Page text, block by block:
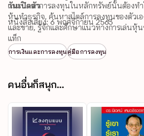
แนะนำว่าการลงทุนในหลักทรัพย์นั้นต้องทำ
หุ้นทำธุรกิจ, ค้นหาสไตล์การลงทุนของตัวเ
และขาย, รู้จักและศึกษาแนวทางการเล่นหุ้
โลก คือ วอร์เรน บัฟเฟตต์, จอร์จ โซโรส และ
ความรู้ที่ได้มาประยุกต์ใช้ให้เหมาะสมกับตัวเอ
วันเปิดตัว
หนังสือเสียง: 6 พฤศจิกายน 2563
แท็ก
การเงินและการลงทุนคู่มือการลงทุน
คนอื่นก็สนุก...